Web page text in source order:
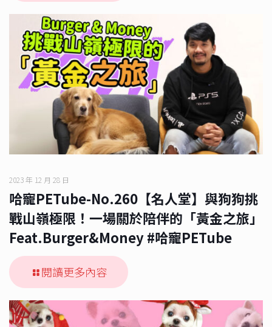
2023 年 12 月 28 日
哈寵PETube-No.260【名人堂】與狗狗挑
戰山嶺極限！一場關於陪伴的「黃金之旅」
Feat.Burger&Money #哈寵PETube
閱讀更多內容